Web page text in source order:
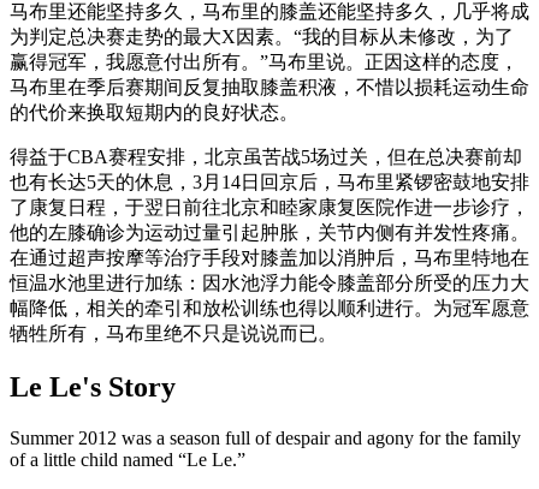
马布里还能坚持多久，马布里的膝盖还能坚持多久，几乎将成
为判定总决赛走势的最大X因素。“我的目标从未修改，为了
赢得冠军，我愿意付出所有。”马布里说。正因这样的态度，
马布里在季后赛期间反复抽取膝盖积液，不惜以损耗运动生命
的代价来换取短期内的良好状态。
得益于CBA赛程安排，北京虽苦战5场过关，但在总决赛前却
也有长达5天的休息，3月14日回京后，马布里紧锣密鼓地安排
了康复日程，于翌日前往北京和睦家康复医院作进一步诊疗，
他的左膝确诊为运动过量引起肿胀，关节内侧有并发性疼痛。
在通过超声按摩等治疗手段对膝盖加以消肿后，马布里特地在
恒温水池里进行加练：因水池浮力能令膝盖部分所受的压力大
幅降低，相关的牵引和放松训练也得以顺利进行。为冠军愿意
牺牲所有，马布里绝不只是说说而已。
Le Le's Story
Summer 2012 was a season full of despair and agony for the family
of a little child named “Le Le.”